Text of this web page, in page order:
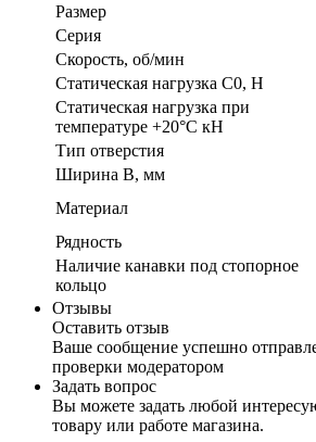
Размер
Серия
Скорость, об/мин
Статическая нагрузка C0, Н
Статическая нагрузка при
температуре +20°С кН
Тип отверстия
Ширина B, мм
Материал
Рядность
Наличие канавки под стопорное
кольцо
Отзывы
Оставить отзыв
Ваше сообщение успешно
проверки модератором
Задать вопрос
Вы можете задать любой
товару или работе магазина.